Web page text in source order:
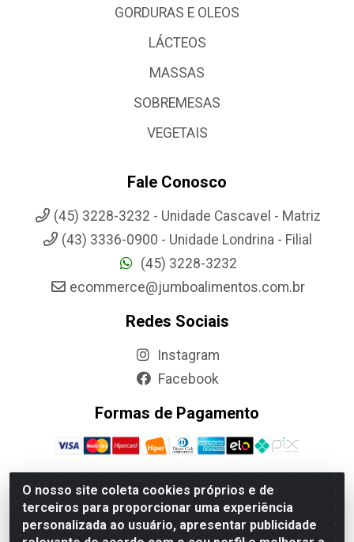
O nosso site coleta cookies próprios e de
terceiros para proporcionar uma experiência
personalizada ao usuário, apresentar publicidade
GORDURAS E OLEOS
LÁCTEOS
MASSAS
SOBREMESAS
VEGETAIS
Fale Conosco
(45) 3228-3232 - Unidade Cascavel - Matriz
(43) 3336-0900 - Unidade Londrina - Filial
(45) 3228-3232
ecommerce@jumboalimentos.com.br
Redes Sociais
Instagram
Facebook
Formas de Pagamento
Jumbo Alimentos Cascavel - Matriz - Rua Itatiba Do Sul, 161 -
Santos Dumont, Cascavel-PR - CEP 85804-700- CNPJ